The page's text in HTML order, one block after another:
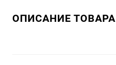
ОПИСАНИЕ ТОВАРА